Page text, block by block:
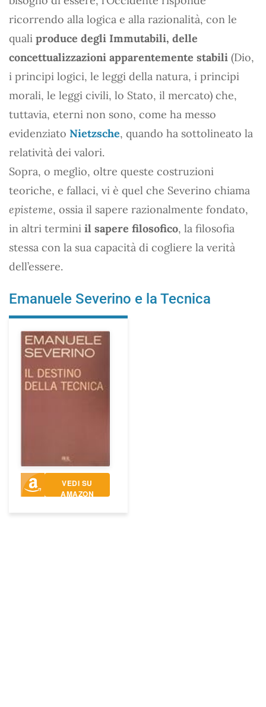
ricorrendo alla logica e alla razionalità, con le
quali produce degli Immutabili, delle
concettualizzazioni apparentemente stabili (Dio,
i principi logici, le leggi della natura, i principi
morali, le leggi civili, lo Stato, il mercato) che,
tuttavia, eterni non sono, come ha messo
evidenziato Nietzsche, quando ha sottolineato la
relatività dei valori.
Sopra, o meglio, oltre queste costruzioni
teoriche, e fallaci, vi è quel che Severino chiama
episteme, ossia il sapere razionalmente fondato,
in altri termini il sapere filosofico, la filosofia
stessa con la sua capacità di cogliere la verità
dell’essere.
Emanuele Severino e la Tecnica
VEDI SU
AMAZON